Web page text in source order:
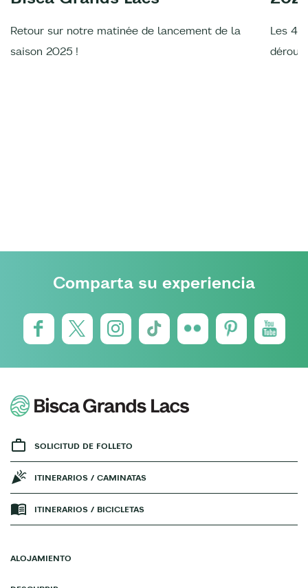
Retour sur notre matinée de lancement de la
saison 2025 !
Les
Comparta su experiencia
SOLICITUD DE FOLLETO
ITINERARIOS / CAMINATAS
ITINERARIOS / BICICLETAS
ALOJAMIENTO